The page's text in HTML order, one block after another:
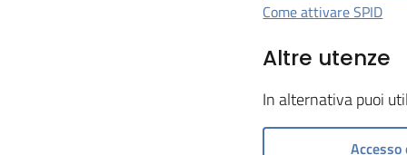
Come attivare SPID
Altre utenze
In alternativa puoi